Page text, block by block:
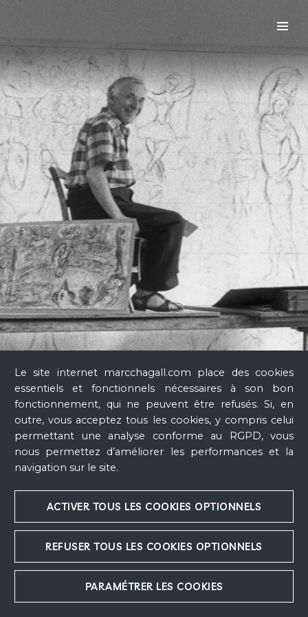
Le site internet marcchagall.com place des cookies
essentiels et fonctionnels nécessaires à son bon
fonctionnement, qui ne peuvent être refusés. Si, en
outre, vous acceptez tous les cookies, y compris celui
permettant une analyse conforme au RGPD, vous
nous permettez d’améliorer les performances et la
navigation sur le site.
ACTIVER TOUS LES COOKIES OPTIONNELS
REFUSER TOUS LES COOKIES OPTIONNELS
PARAMÉTRER LES COOKIES
Marc Chagall
AU MUSÉE,